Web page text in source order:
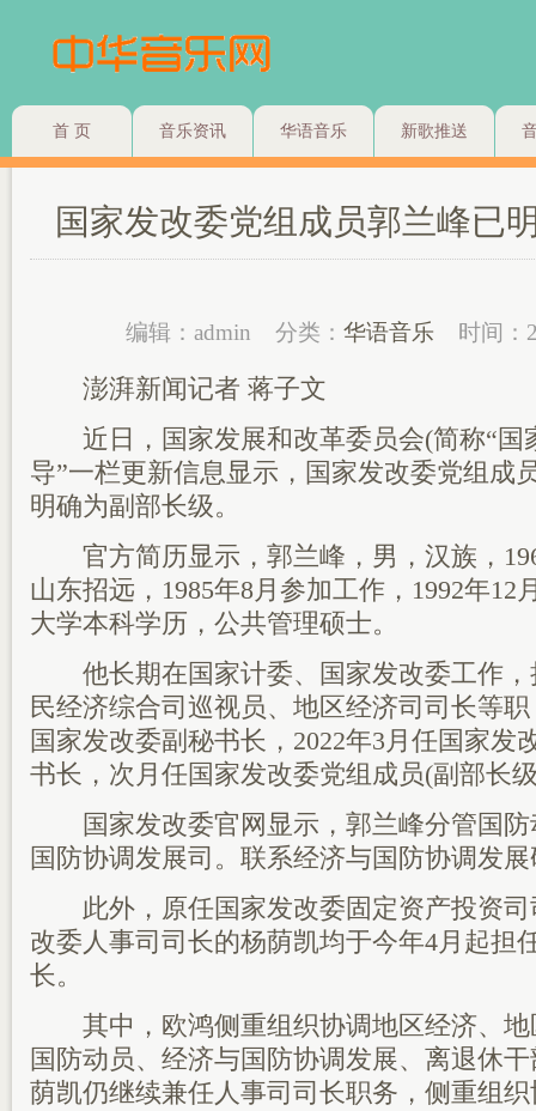
首 页 音乐资讯 华语音乐 新歌推送
国家发改委党组成员郭兰峰已
编辑：admin 分类： 华语音乐 时间：
澎湃新闻记者 蒋子文
近日，国家发展和改革委员会(简称“国
导”一栏更新信息显示，国家发改委党组成
明确为副部长级。
官方简历显示，郭兰峰，男，汉族，
山东招远，1985年8月参加工作，1992年12
大学本科学历，公共管理硕士。
他长期在国家计委、国家发改委工作，
民经济综合司巡视员、地区经济司司长等
国家发改委副秘书长，2022年3月任国家发
书长，次月任国家发改委党组成员(副部长
国家发改委官网显示，郭兰峰分管国防
国防协调发展司。联系经济与国防协调发
此外，原任国家发改委固定资产投资司
改委人事司司长的杨荫凯均于今年4月起担
长。
其中，欧鸿侧重组织协调地区经济、地
国防动员、经济与国防协调发展、离退休
荫凯仍继续兼任人事司司长职务，侧重组